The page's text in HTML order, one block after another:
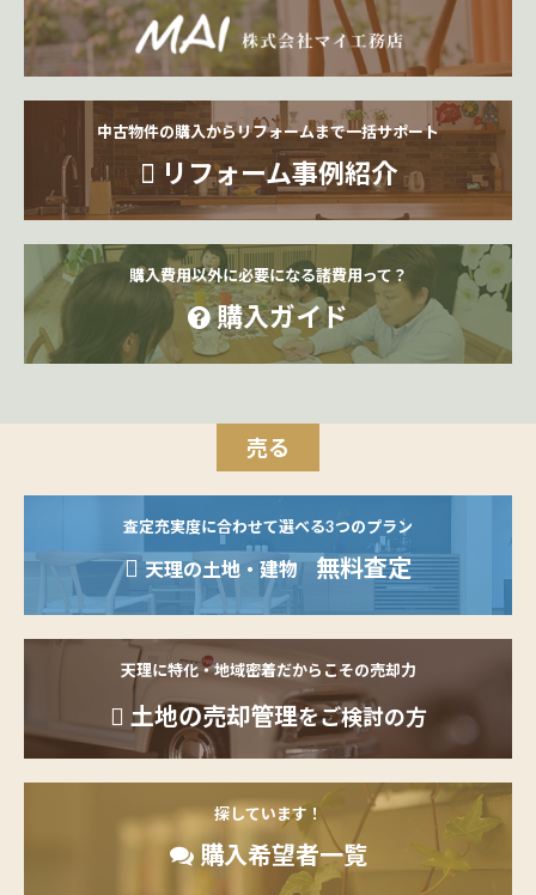
中古物件の購入からリフォームまで一括サポート
リフォーム事例紹介
購入費用以外に必要になる諸費用って？
購入ガイド
売る
査定充実度に合わせて選べる3つのプラン
天理の土地・建物 無料査定
天理に特化・地域密着だからこその売却力
土地の売却管理をご検討の方
探しています！
購入希望者一覧